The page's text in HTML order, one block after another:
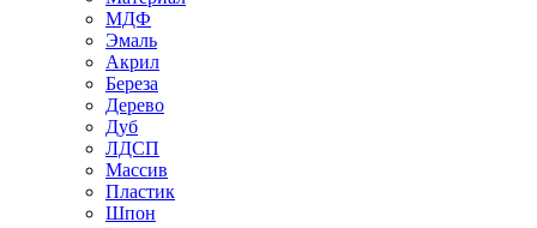
МДФ
Эмаль
Акрил
Береза
Дерево
Дуб
ЛДСП
Массив
Пластик
Шпон